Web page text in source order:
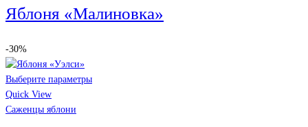
Яблоня «Малиновка»
-30%
Выберите параметры
Quick View
Саженцы яблони